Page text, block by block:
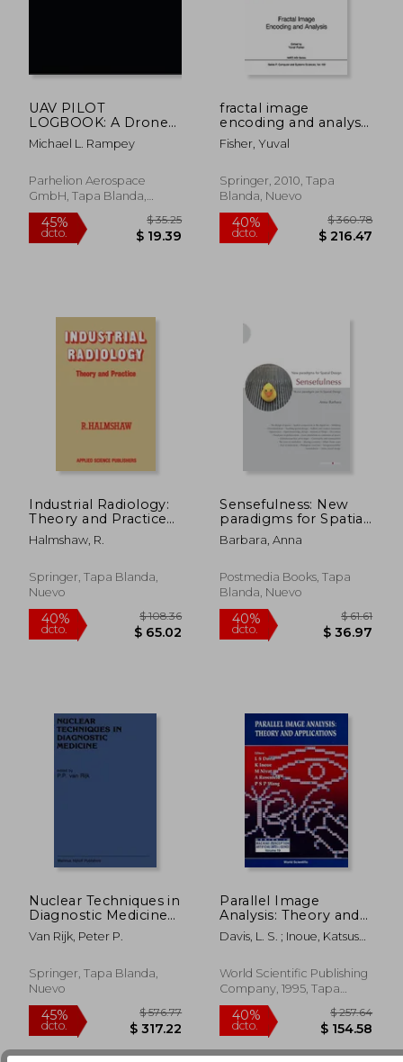
$ 194.83
40%
dcto.
$ 51.46 40%
dcto.
$
UAV PILOT
LOGBOOK: A Drone
Flight Logbook for
Hobbyist Drone
Drone Flights Like a
Pro!
Michael L. Rampey
Parhelion Aerospace
GmbH, Tapa Blanda,
Nuevo
45%
dcto. $ 19.39
fractal image
encoding and analysis
(en Inglés)
Fisher, Yuval
Springer, 2010, Tapa
Blanda, Nuevo
40%
dcto. $
Industrial Radiology:
Theory and Practice
(en Inglés)
Halmshaw, R.
Springer, Tapa Blanda,
Nuevo
Sensefulness: New
paradigms for Spatial
Design (en Inglés)
Barbara, Anna
Postmedia Books, Tapa
Blanda, Nuevo
Nuclear Techniques in
Diagnostic Medicine
(en Inglés)
Van Rijk, Peter P.
Springer, Tapa Blanda,
Nuevo
Parallel Image
Analysis: Theory and
Applications (en
Inglés)
Davis, L. S. ; Inoue, Katsushi
World Scientific Publishing
Company, 1995, Tapa
Dura, Nuevo